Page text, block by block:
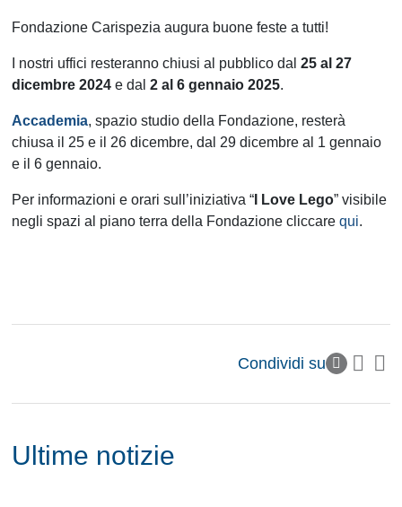
Fondazione Carispezia augura buone feste a tutti!
I nostri uffici resteranno chiusi al pubblico dal25 al 27
dicembre 2024 e dal2 al 6 gennaio 2025.
Accademia, spazio studio della Fondazione, resterà
chiusa il 25 e il 26 dicembre, dal 29 dicembre al 1 gennaio
e il 6 gennaio.
Per informazioni e orari sull’iniziativa “ I Love Lego” visibile
negli spazi al piano terra della Fondazione cliccarequi.
Condividi su
Ultime notizie